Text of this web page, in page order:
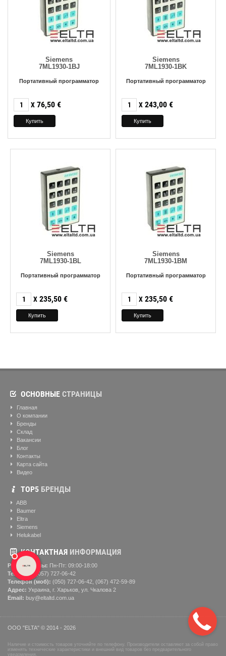
Siemens
7ML1930-1BJ
Портативный программатор
X 76,50 €
Siemens
7ML1930-1BK
Портативный программатор
X 243,00 €
Siemens
7ML1930-1BL
Портативный программатор
X 235,50 €
Siemens
7ML1930-1BM
Портативный программатор
X 235,50 €
ОСНОВНЫЕ СТРАНИЦЫ
Главная
О компании
Бренды
Склад
Вакансии
Блог
Контакты
Карта сайта
Видео
ТОР5 БРЕНДЫ
ABB
Baumer
Eltra
Siemens
Helukabel
КОНТАКТНАЯ ИНФОРМАЦИЯ
Рабочие часы: Пн-Пт: 09:00-18:00
Телефон: (057) ‎727-06-42
Телефон (моб): (050) 727-06-42, (067) 472-59-89
Адрес: Украина, г. Харьков, ул. Чкалова 2
Email: buy@eltaltd.com.ua
ООО "ELTA" © 2014 - 2026
Наличие и стоимость товаров уточняйте по телефону. Производители оставляют за собой право
изменять технические характеристики и внешний вид товаров без предварительного
уведомления.